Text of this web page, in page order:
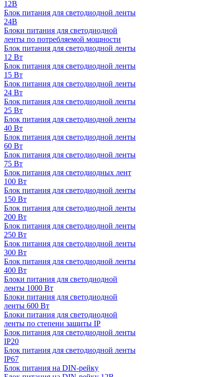
12В
Блок питания для светодиодной ленты
24В
Блоки питания для светодиодной
ленты по потребляемой мощности
Блок питания для светодиодной ленты
12 Вт
Блок питания для светодиодной ленты
15 Вт
Блок питания для светодиодной ленты
24 Вт
Блок питания для светодиодной ленты
25 Вт
Блок питания для светодиодной ленты
40 Вт
Блок питания для светодиодной ленты
60 Вт
Блок питания для светодиодной ленты
75 Вт
Блок питания для светодиодных лент
100 Вт
Блок питания для светодиодной ленты
150 Вт
Блок питания для светодиодной ленты
200 Вт
Блок питания для светодиодной ленты
250 Вт
Блок питания для светодиодной ленты
300 Вт
Блок питания для светодиодной ленты
400 Вт
Блоки питания для светодиодной
ленты 1000 Вт
Блоки питания для светодиодной
ленты 600 Вт
Блоки питания для светодиодной
ленты по степени защиты IP
Блок питания для светодиодной ленты
IP20
Блок питания для светодиодной ленты
IP67
Блок питания на DIN-рейку